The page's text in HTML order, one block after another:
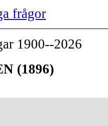
frågor
1900--2026
(1896)